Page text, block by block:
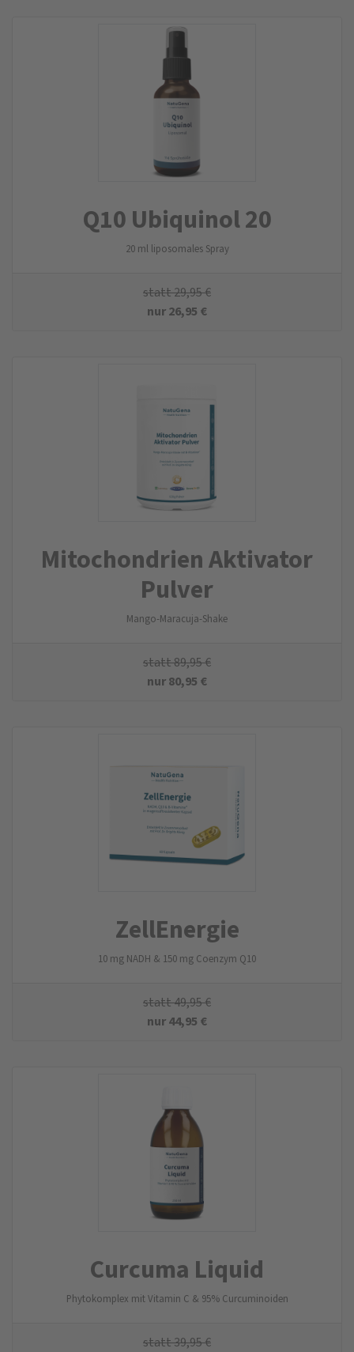
Q10 Ubiquinol 20
20 ml liposomales Spray
statt29,95€
nur26,95 €
Mitochondrien Aktivator
Pulver
Mango-Maracuja-Shake
statt89,95€
nur80,95 €
ZellEnergie
10 mg NADH & 150 mg Coenzym Q10
statt49,95€
nur44,95 €
Curcuma Liquid
Phytokomplex mit Vitamin C & 95% Curcuminoiden
statt39,95€